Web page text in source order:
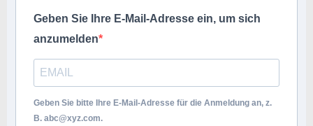
Geben Sie Ihre E-Mail-Adresse ein, um sich
anzumelden
Geben Sie bitte Ihre E-Mail-Adresse für die Anmeldung an, z.
B. abc@xyz.com.